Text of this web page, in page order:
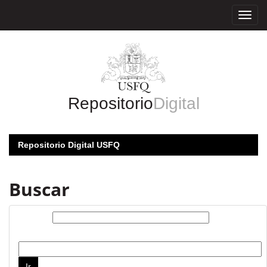
RepositorioDigital
Repositorio Digital USFQ
Buscar